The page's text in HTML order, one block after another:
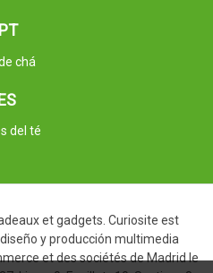
chá
del té
et gadgets. Curiosite est
y producción multimedia
et des sociétés de Madrid le